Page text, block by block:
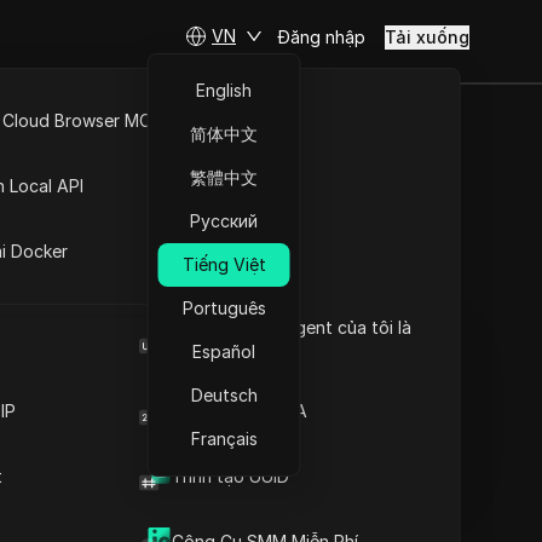
Browser User Agent của tôi là
Trình tạo mã 2FA
Trình tạo UUID
Browser MCP
Local API
Docker
VN
English
简体中文
繁體中文
Русский
Tiếng Việt
Português
Español
Deutsch
Français
Đăng nhập Tải xuống
năm
Đặt câu hỏi
Mở trong ChatGPT
Đặt câu hỏi về trang này
Mở trong Claude
Đặt câu hỏi về trang này